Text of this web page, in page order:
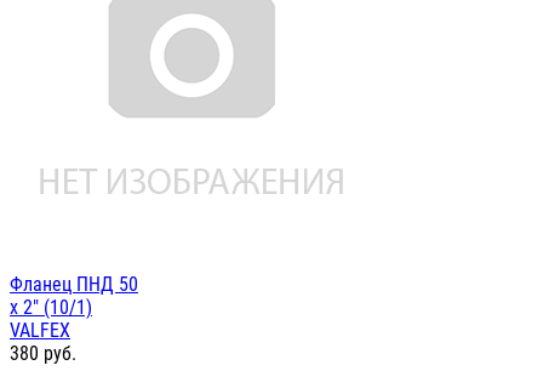
Фланец ПНД 50
х 2" (10/1)
VALFEX
380 руб.